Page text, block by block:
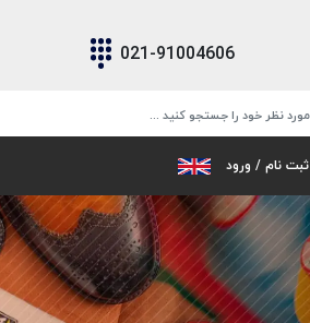
021-91004606
ثبت نام / ورود